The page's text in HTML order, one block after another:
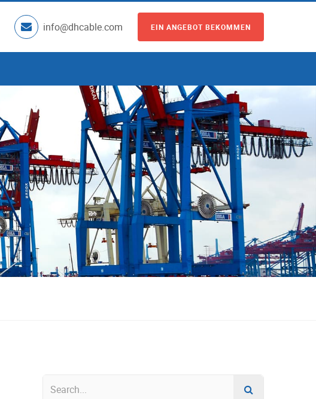
info@dhcable.com EIN ANGEBOT BEKOMMEN